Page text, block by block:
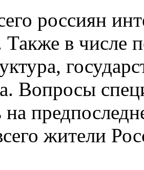
россиян
Также в числе
Вопросы
на
жители